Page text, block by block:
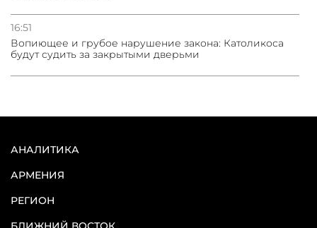
16:51
Вопиющее и грубое нарушение закона: Католикоса
будут судить за закрытыми дверьми
АНАЛИТИКА
АРМЕНИЯ
РЕГИОН